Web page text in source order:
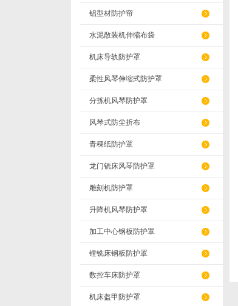
铝型材防护帘
水泥散装机伸缩布袋
机床导轨防护罩
柔性风琴伸缩式防护罩
分拣机风琴防护罩
风琴式防尘折布
青稞纸防护罩
龙门铣床风琴防护罩
雕刻机防护罩
升降机风琴防护罩
加工中心钢板防护罩
镗铣床钢板防护罩
数控车床防护罩
机床盔甲防护罩